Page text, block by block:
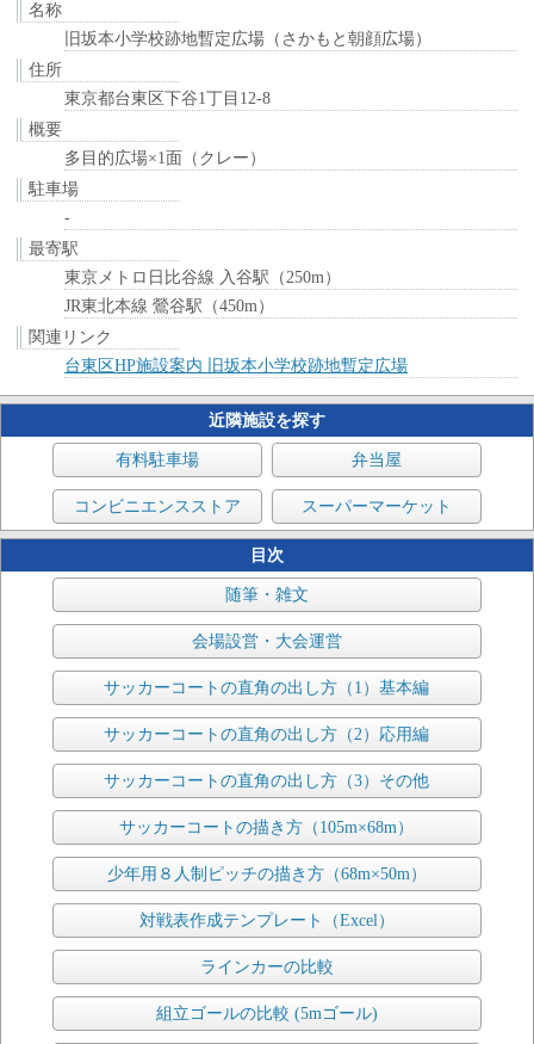
名称
旧坂本小学校跡地暫定広場（さかもと朝顔広場）
住所
東京都台東区下谷1丁目12-8
概要
多目的広場×1面（クレー）
駐車場
-
最寄駅
東京メトロ日比谷線 入谷駅（250m）
JR東北本線 鶯谷駅（450m）
関連リンク
台東区HP施設案内 旧坂本小学校跡地暫定広場
近隣施設を探す
有料駐車場 弁当屋
コンビニエンスストア スーパーマーケット
目次
随筆・雑文
会場設営・大会運営
サッカーコートの直角の出し方（1）基本編
サッカーコートの直角の出し方（2）応用編
サッカーコートの直角の出し方（3）その他
サッカーコートの描き方（105m×68m）
少年用８人制ピッチの描き方（68m×50m）
対戦表作成テンプレート（Excel）
ラインカーの比較
組立ゴールの比較 (5mゴール)